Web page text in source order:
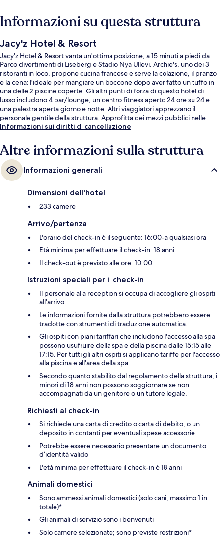
Informazioni su questa struttura
Jacy'z Hotel & Resort
Jacy'z Hotel & Resort vanta un'ottima posizione, a 15 minuti a piedi da
Parco divertimenti di Liseberg e Stadio Nya Ullevi. Archie's, uno dei 3
ristoranti in loco, propone cucina francese e serve la colazione, il pranzo
e la cena: l'ideale per mangiare un boccone dopo aver fatto un tuffo in
una delle 2 piscine coperte. Gli altri punti di forza di questo hotel di
lusso includono 4 bar/lounge, un centro fitness aperto 24 ore su 24 e
una palestra aperta giorno e notte. Altri viaggiatori apprezzano il
personale gentile della struttura. Approfitta dei mezzi pubblici nelle
vicinanze: Fermata del tram di Ullevi-Södra è a 8 min e Fermata del tram
Informazioni sui diritti di cancellazione
Altre informazioni sulla struttura
Informazioni generali
Dimensioni dell'hotel
233 camere
Arrivo/partenza
L'orario del check-in è il seguente: 16:00-a qualsiasi ora
Età minima per effettuare il check-in: 18 anni
Il check-out è previsto alle ore: 10:00
Istruzioni speciali per il check-in
Il personale alla reception si occupa di accogliere gli ospiti
all'arrivo.
Le informazioni fornite dalla struttura potrebbero essere
tradotte con strumenti di traduzione automatica.
Gli ospiti con piani tariffari che includono l'accesso alla spa
possono usufruire della spa e della piscina dalle 15:15 alle
17:15. Per tutti gli altri ospiti si applicano tariffe per l'accesso
alla piscina e all'area della spa.
Secondo quanto stabilito dal regolamento della struttura, i
minori di 18 anni non possono soggiornare se non
accompagnati da un genitore o un tutore legale.
Richiesti al check-in
Si richiede una carta di credito o carta di debito, o un
deposito in contanti per eventuali spese accessorie
Potrebbe essere necessario presentare un documento
d’identità valido
L'età minima per effettuare il check-in è 18 anni
Animali domestici
Sono ammessi animali domestici (solo cani, massimo 1 in
totale)*
Gli animali di servizio sono i benvenuti
Solo camere selezionate; sono previste restrizioni*